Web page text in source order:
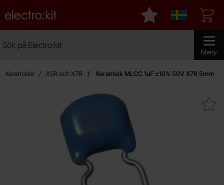
Meny
Startsidan för Electro:kit
Sverige
Mina favoriter
Keramiska X5R och X7R Keramisk MLCC 1uF ±10% 50V X7R 5mm
Makera keramisk MLCC 1uF